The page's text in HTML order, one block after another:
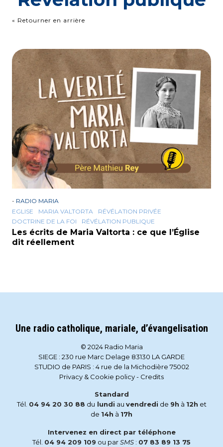
« Retourner en arrière
- RADIO MARIA
EGLISE
MARIA VALTORTA
RÉVÉLATION PRIVÉE
DOCTRINE DE LA FOI
RÉVÉLATION PUBLIQUE
Les écrits de Maria Valtorta : ce que l’Église
dit réellement
Une radio catholique, mariale, d’évangelisation
© 2024 Radio Maria
SIEGE : 230 rue Marc Delage 83130 LA GARDE
STUDIO de PARIS : 4 rue de la Michodière 75002
Privacy & Cookie policy- Credits
Standard
Tél. 04 94 20 30 88 du lundi au vendredi de 9h à 12h et
de 14h à 17h
Intervenez en direct par téléphone
Tél. 04 94 209 109 ou parSMS : 07 83 89 13 75